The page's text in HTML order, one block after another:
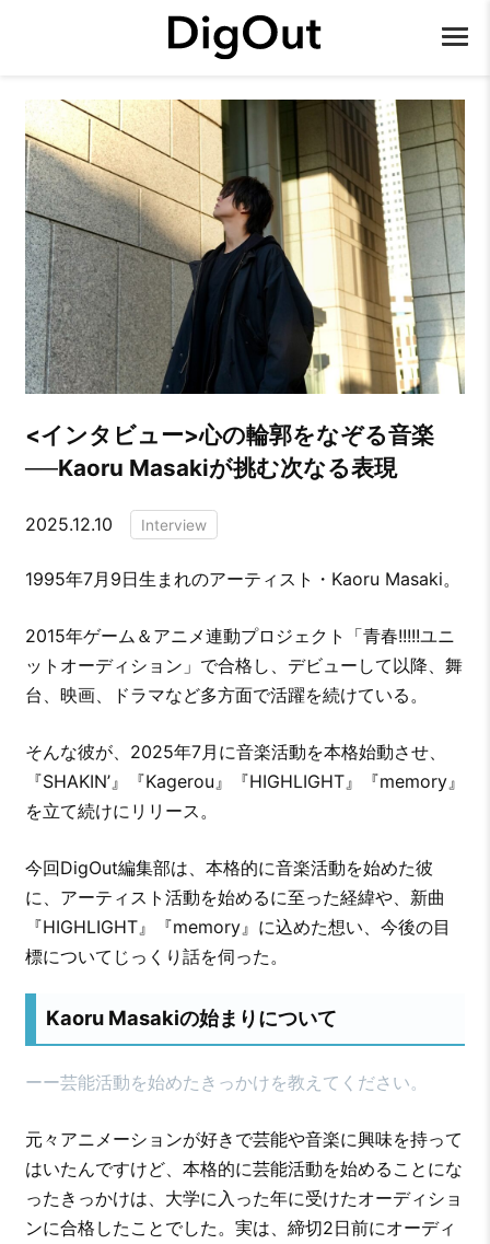
<インタビュー>心の輪郭をなぞる音楽
──Kaoru Masakiが挑む次なる表現
2025.12.10 Interview
1995年7月9日生まれのアーティスト・Kaoru Masaki。
2015年ゲーム＆アニメ連動プロジェクト「青春!!!!!ユニ
ットオーディション」で合格し、デビューして以降、舞
台、映画、ドラマなど多方面で活躍を続けている。
そんな彼が、2025年7月に音楽活動を本格始動させ、
『SHAKIN’』『Kagerou』『HIGHLIGHT』『memory』
を立て続けにリリース。
今回DigOut編集部は、本格的に音楽活動を始めた彼
に、アーティスト活動を始めるに至った経緯や、新曲
『HIGHLIGHT』『memory』に込めた想い、今後の目
標についてじっくり話を伺った。
Kaoru Masakiの始まりについて
ーー芸能活動を始めたきっかけを教えてください。
元々アニメーションが好きで芸能や音楽に興味を持って
はいたんですけど、本格的に芸能活動を始めることにな
ったきっかけは、大学に入った年に受けたオーディショ
ンに合格したことでした。実は、締切2日前にオーディ